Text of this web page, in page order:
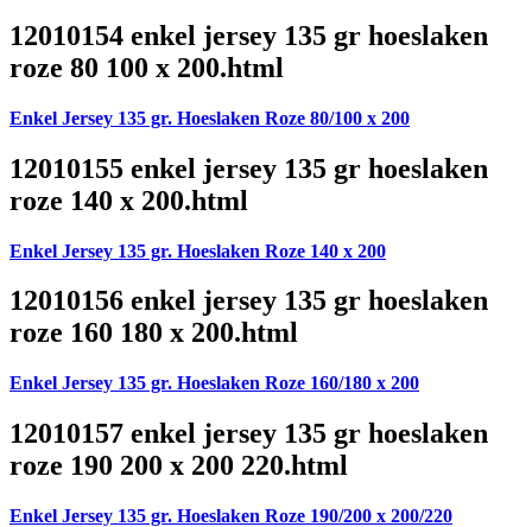
12010154 enkel jersey 135 gr hoeslaken
roze 80 100 x 200.html
Enkel Jersey 135 gr. Hoeslaken Roze 80/100 x 200
12010155 enkel jersey 135 gr hoeslaken
roze 140 x 200.html
Enkel Jersey 135 gr. Hoeslaken Roze 140 x 200
12010156 enkel jersey 135 gr hoeslaken
roze 160 180 x 200.html
Enkel Jersey 135 gr. Hoeslaken Roze 160/180 x 200
12010157 enkel jersey 135 gr hoeslaken
roze 190 200 x 200 220.html
Enkel Jersey 135 gr. Hoeslaken Roze 190/200 x 200/220